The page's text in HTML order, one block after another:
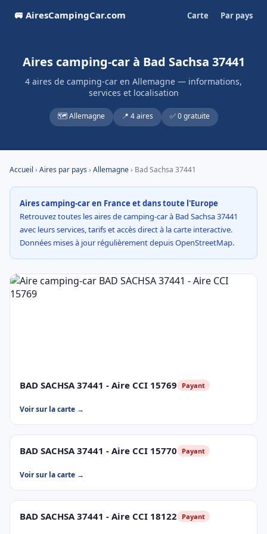
🚐 AiresCampingCar.com Carte Par pays
Aires camping-car à Bad Sachsa 37441
4 aires de camping-car en Allemagne — informations,
services et localisation
🗺️ Allemagne 📍 4 aires ✅ 0 gratuite
Accueil › Aires par pays› Allemagne› Bad Sachsa 37441
Aires camping-car en France et dans toute l'Europe
Retrouvez toutes les aires de camping-car à Bad Sachsa 37441
avec leurs services, tarifs et accès direct à la carte interactive.
Données mises à jour régulièrement depuis OpenStreetMap.
BAD SACHSA 37441 - Aire CCI 15769 Payant
Voir sur la carte →
BAD SACHSA 37441 - Aire CCI 15770 Payant
Voir sur la carte →
BAD SACHSA 37441 - Aire CCI 18122 Payant